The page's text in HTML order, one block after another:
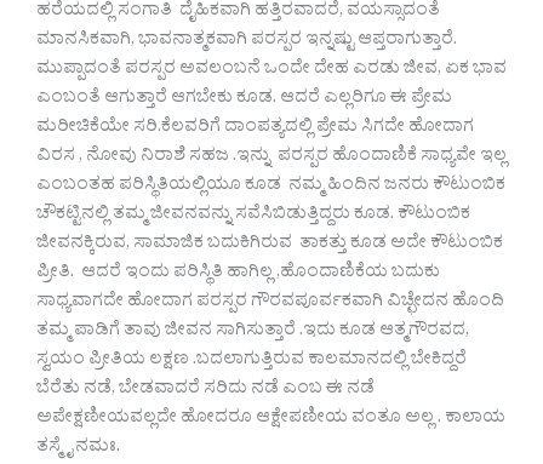
ಹರೆಯದಲ್ಲಿ ಸಂಗಾತಿ ದೈಹಿಕವಾಗಿ ಹತ್ತಿರವಾದರೆ, ವಯಸ್ಸಾದಂತೆ
ಮಾನಸಿಕವಾಗಿ, ಭಾವನಾತ್ಮಕವಾಗಿ ಪರಸ್ಪರ ಇನ್ನಷ್ಟು ಆಪ್ತರಾಗುತ್ತಾರೆ.
ಮುಪ್ಪಾದಂತೆ ಪರಸ್ಪರ ಅವಲಂಬನೆ ಒಂದೇ ದೇಹ ಎರಡು ಜೀವ, ಏಕ ಭಾವ
ಎಂಬಂತೆ ಆಗುತ್ತಾರೆ ಆಗಬೇಕು ಕೂಡ. ಆದರೆ ಎಲ್ಲರಿಗೂ ಈ ಪ್ರೇಮ
ಮರೀಚಿಕೆಯೇ ಸರಿ.ಕೆಲವರಿಗೆ ದಾಂಪತ್ಯದಲ್ಲಿ ಪ್ರೇಮ ಸಿಗದೇ ಹೋದಾಗ
ವಿರಸ , ನೋವು ನಿರಾಶೆ ಸಹಜ .ಇನ್ನು ಪರಸ್ಪರ ಹೊಂದಾಣಿಕೆ ಸಾಧ್ಯವೇ ಇಲ್ಲ
ಎಂಬಂತಹ ಪರಿಸ್ಥಿತಿಯಲ್ಲಿಯೂ ಕೂಡ ನಮ್ಮ ಹಿಂದಿನ ಜನರು ಕೌಟುಂಬಿಕ
ಚೌಕಟ್ಟಿನಲ್ಲಿ ತಮ್ಮ ಜೀವನವನ್ನು ಸವೆಸಿಬಿಡುತ್ತಿದ್ದರು ಕೂಡ. ಕೌಟುಂಬಿಕ
ಜೀವನಕ್ಕಿರುವ, ಸಾಮಾಜಿಕ ಬದುಕಿಗಿರುವ ತಾಕತ್ತು ಕೂಡ ಅದೇ ಕೌಟುಂಬಿಕ
ಪ್ರೀತಿ. ಆದರೆ ಇಂದು ಪರಿಸ್ಥಿತಿ ಹಾಗಿಲ್ಲ ,ಹೊಂದಾಣಿಕೆಯ ಬದುಕು
ಸಾಧ್ಯವಾಗದೇ ಹೋದಾಗ ಪರಸ್ಪರ ಗೌರವಪೂರ್ವಕವಾಗಿ ವಿಚ್ಛೇದನ ಹೊಂದಿ
ತಮ್ಮ ಪಾಡಿಗೆ ತಾವು ಜೀವನ ಸಾಗಿಸುತ್ತಾರೆ .ಇದು ಕೂಡ ಆತ್ಮಗೌರವದ,
ಸ್ವಯಂ ಪ್ರೀತಿಯ ಲಕ್ಷಣ .ಬದಲಾಗುತ್ತಿರುವ ಕಾಲಮಾನದಲ್ಲಿ ಬೇಕಿದ್ದರೆ
ಬೆರೆತು ನಡೆ, ಬೇಡವಾದರೆ ಸರಿದು ನಡೆ ಎಂಬ ಈ ನಡೆ
ಅಪೇಕ್ಷಣೀಯವಲ್ಲದೇ ಹೋದರೂ ಆಕ್ಷೇಪಣೀಯ ವಂತೂ ಅಲ್ಲ . ಕಾಲಾಯ
ತಸ್ಮೈ ನಮಃ.